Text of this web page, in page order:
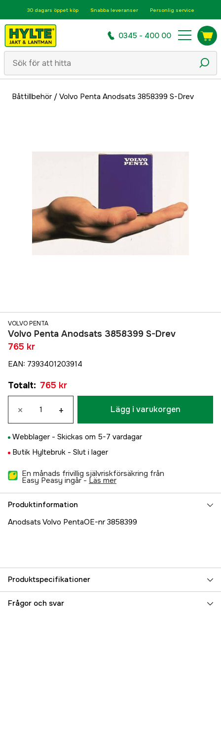
30 dagars öppet köp Snabba leveranser Personlig service
0345 - 400 00
Båttillbehör/ Volvo Penta Anodsats 3858399 S-Drev
VOLVO PENTA
Volvo Penta Anodsats 3858399 S-Drev
765 kr
EAN: 7393401203914
Totalt: 765 kr
× + Lägg i varukorgen
Webblager - Skickas om 5-7 vardagar
Butik Hyltebruk - Slut i lager
En månads frivillig självriskförsäkring från
Easy Peasy ingår - läs mer
Produktinformation
Anodsats Volvo PentaOE-nr 3858399
Produktspecifikationer
Referensnummer 5000025957
Frågor och svar